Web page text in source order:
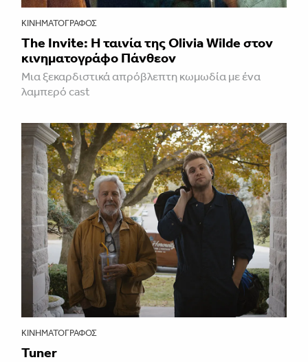
ΚΙΝΗΜΑΤΟΓΡΆΦΟΣ
The Invite: Η ταινία της Olivia Wilde στον
κινηματογράφο Πάνθεον
Μια ξεκαρδιστικά απρόβλεπτη κωμωδία με ένα
λαμπερό cast
ΚΙΝΗΜΑΤΟΓΡΆΦΟΣ
Tuner